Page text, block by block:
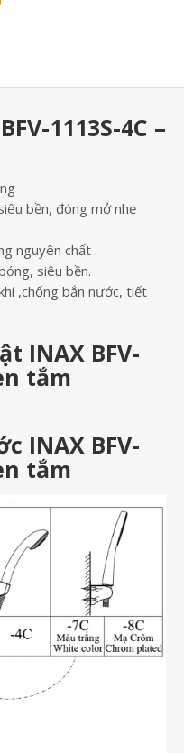
1113S-4C –
bền, đóng mở nhẹ
nguyên chất .
siêu bền.
,chống bắn nước, tiết
INAX BFV-
tắm
INAX BFV-
tắm